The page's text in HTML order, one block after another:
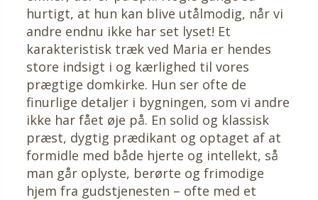
hurtigt, at hun kan blive utålmodig, når vi
andre endnu ikke har set lyset! Et
karakteristisk træk ved Maria er hendes
store indsigt i og kærlighed til vores
prægtige domkirke. Hun ser ofte de
finurlige detaljer i bygningen, som vi andre
ikke har fået øje på. En solid og klassisk
præst, dygtig prædikant og optaget af at
formidle med både hjerte og intellekt, så
man går oplyste, berørte og frimodige
hjem fra gudstjenesten – ofte med et